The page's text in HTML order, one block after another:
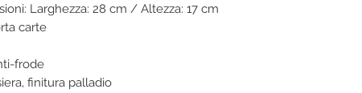
Larghezza: 28 cm / Altezza: 17 cm
carte
frode
finitura palladio